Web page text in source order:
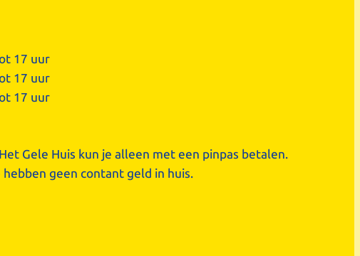
17 uur
17 uur
17 uur
Gele Huis kun je alleen met een pinpas betalen.
hebben geen contant geld in huis.